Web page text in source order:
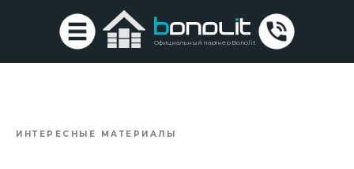
Официальный партнёр Bonolit
ИНТЕРЕСНЫЕ МАТЕРИАЛЫ